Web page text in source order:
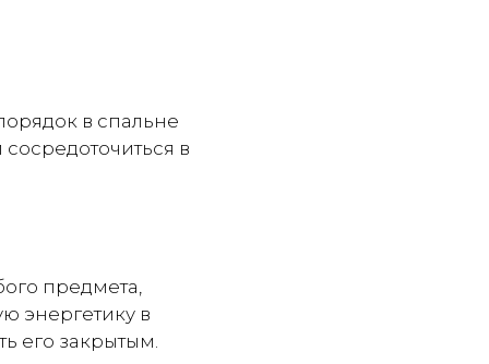
в спальне
в
предмета,
энергетику в
его закрытым.